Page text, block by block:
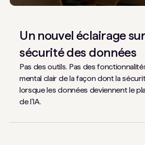
Un nouvel éclairage
sécurité des données
Pas des outils. Pas des
mental clair de la façon dont la
lorsque les données deviennent le
de l'IA.